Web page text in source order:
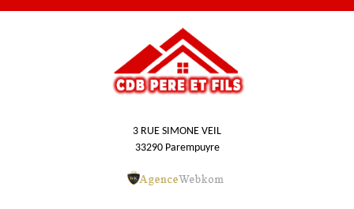
3 RUE SIMONE VEIL
33290 Parempuyre